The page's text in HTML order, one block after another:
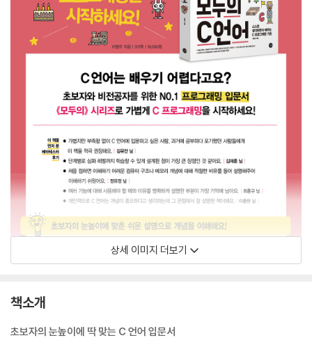
상세 이미지 더보기
책소개
초보자의 눈높이에 딱 맞는 C 언어 입문서